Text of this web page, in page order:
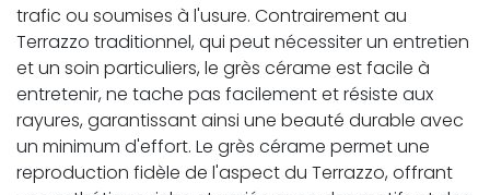
trafic ou soumises à l'usure. Contrairement au
Terrazzo traditionnel, qui peut nécessiter un entretien
et un soin particuliers, le grès cérame est facile à
entretenir, ne tache pas facilement et résiste aux
rayures, garantissant ainsi une beauté durable avec
un minimum d'effort. Le grès cérame permet une
reproduction fidèle de l'aspect du Terrazzo, offrant